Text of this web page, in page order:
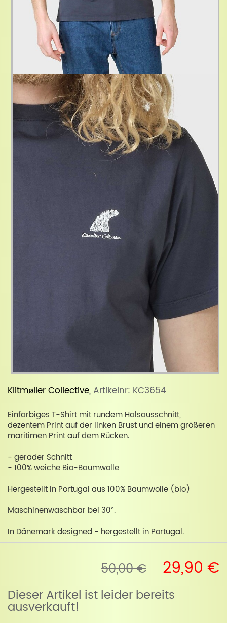
Klitmøller Collective, Artikelnr: KC3654
Einfarbiges T-Shirt mit rundem Halsausschnitt,
dezentem Print auf der linken Brust und einem größeren
maritimen Print auf dem Rücken.
- gerader Schnitt
- 100% weiche Bio-Baumwolle
Hergestellt in Portugal aus 100% Baumwolle (bio)
Maschinenwaschbar bei 30°.
In Dänemark designed - hergestellt in Portugal.
50,00 € 29,90 €
Dieser Artikel ist leider bereits
ausverkauft!